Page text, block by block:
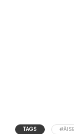
TAGS